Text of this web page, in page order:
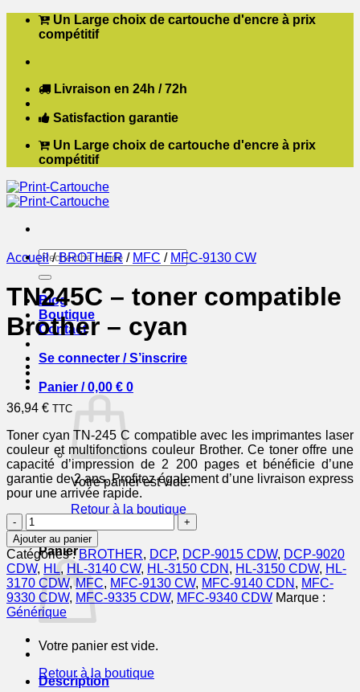
Passer Un Large choix de cartouche d'encre à prix
compétitif
Livraison en 24h / 72h
Satisfaction garantie
Un Large choix de cartouche d'encre à prix
compétitif
Recherche
pour :
Blog
Boutique
Contact
Se connecter / S’inscrire
Panier /0,00 € 0
Votre panier est vide.
Retour à la boutique
0
Panier
Votre panier est vide.
Retour à la boutique
Accueil / BROTHER / MFC / MFC-9130 CW
TN245C – toner compatible
Brother – cyan
36,94 € TTC
Toner cyan TN-245 C compatible avec les imprimantes laser
couleur et multifonctions couleur Brother. Ce toner offre une
capacité d’impression de 2 200 pages et bénéficie d’une
garantie de 2 ans. Profitez également d’une livraison express
pour une arrivée rapide.
quantité
de
TN245C
-
toner
compatible
Brother
-
cyan
Ajouter au panier
Catégories :BROTHER, DCP, DCP-9015 CDW, DCP-9020
CDW, HL, HL-3140 CW, HL-3150 CDN , HL-3150 CDW, HL-
3170 CDW,MFC, MFC-9130 CW, MFC-9140 CDN , MFC-
9330 CDW, MFC-9335 CDW, MFC-9340 CDW Marque :
Générique
Description